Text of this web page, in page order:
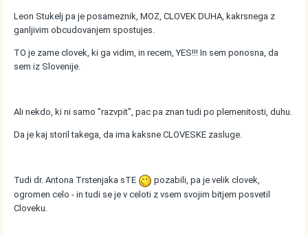
Leon Stukelj pa je posameznik, MOZ, CLOVEK DUHA, kakrsnega z
ganljivim obcudovanjem spostujes.
TO je zame clovek, ki ga vidim, in recem, YES!!! In sem ponosna, da
sem iz Slovenije.
Ali nekdo, ki ni samo "razvpit", pac pa znan tudi po plemenitosti, duhu.
Da je kaj storil takega, da ima kaksne CLOVESKE zasluge.
Tudi dr. Antona Trstenjaka sTE
pozabili, pa je velik clovek,
ogromen celo - in tudi se je v celoti z vsem svojim bitjem posvetil
Cloveku.